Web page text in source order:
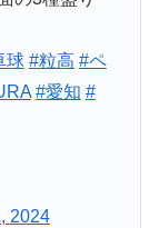
球 #粒高 #ペ
#愛知 #
2024